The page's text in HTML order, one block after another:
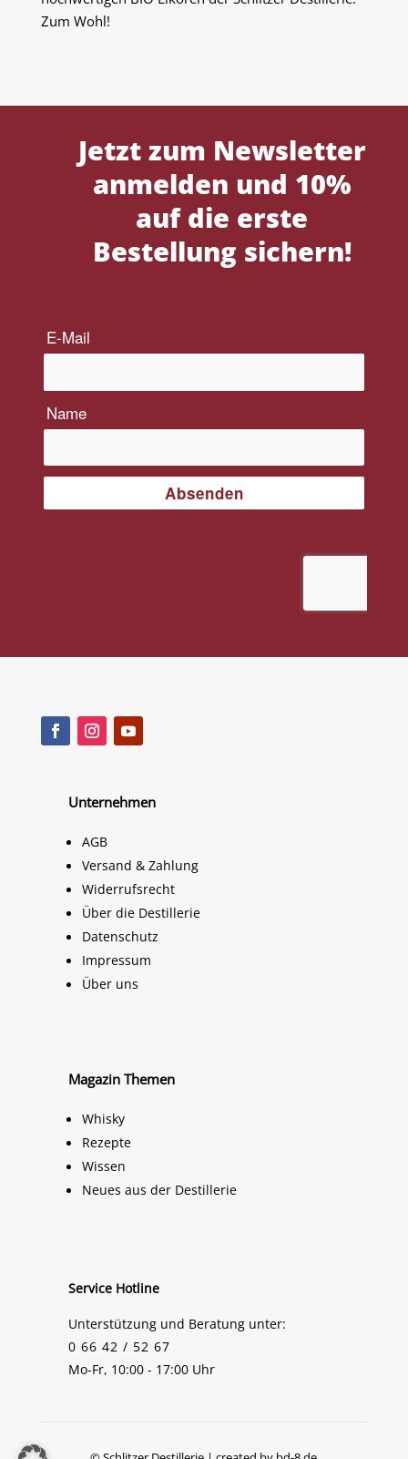
Zum Wohl!
Jetzt zum Newsletter
anmelden und 10%
auf die erste
Bestellung sichern!
Unternehmen
AGB
Versand & Zahlung
Widerrufsrecht
Über die Destillerie
Datenschutz
Impressum
Über uns
Magazin Themen
Whisky
Rezepte
Wissen
Neues aus der Destillerie
Service Hotline
Unterstützung und Beratung unter:
0 66 42 / 52 67
Mo-Fr, 10:00 - 17:00 Uhr